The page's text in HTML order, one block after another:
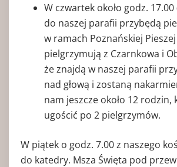
W czwartek około godz.
do naszej parafii przybędą
w ramach Poznańskiej
pielgrzymują z Czarnkowa i
że znajdą w naszej parafii
nad głową i zostaną
nam jeszcze około 12 rodzin,
ugościć po 2 pielgrzymów.
W piątek o godz. 7.00 z naszego
do katedry. Msza Święta pod